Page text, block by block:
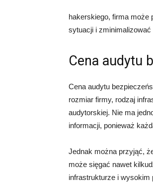
hakerskiego, firma może
sytuacji i
Cena audytu
Cena audytu
rozmiar firmy, rodzaj
audytorskiej. Nie ma
informacji, ponieważ
Jednak można przyjąć,
może sięgać nawet
infrastrukturze i